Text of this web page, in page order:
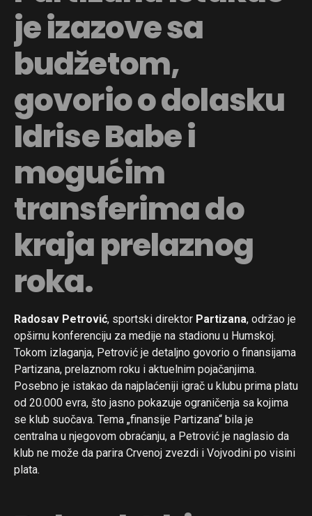
je izazove sa
budžetom,
govorio o dolasku
Idrise Babe i
mogućim
transferima do
kraja prelaznog
roka.
Radosav Petrović, sportski direktor Partizana, održao je
opširnu konferenciju za medije na stadionu u Humskoj.
Tokom izlaganja, Petrović je detaljno govorio o finansijama
Partizana, prelaznom roku i aktuelnim pojačanjima.
Posebno je istakao da najplaćeniji igrač u klubu prima platu
od 20.000 evra, što jasno pokazuje ograničenja sa kojima
se klub suočava. Tema „finansije Partizana“ bila je
centralna u njegovom obraćanju, a Petrović je naglasio da
klub ne može da parira Crvenoj zvezdi i Vojvodini po visini
plata.